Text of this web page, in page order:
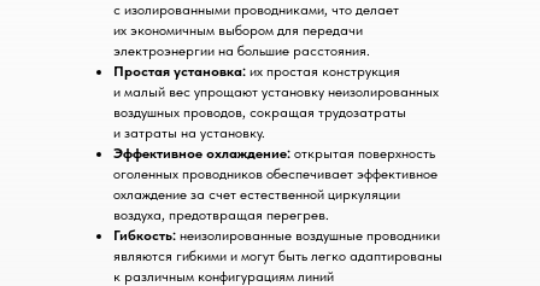
с изолированными проводниками, что делает
их экономичным выбором для передачи
электроэнергии на большие расстояния.
Простая установка: их простая конструкция
и малый вес упрощают установку неизолированных
воздушных проводов, сокращая трудозатраты
и затраты на установку.
Эффективное охлаждение: открытая поверхность
оголенных проводников обеспечивает эффективное
охлаждение за счет естественной циркуляции
воздуха, предотвращая перегрев.
Гибкость: неизолированные воздушные проводники
являются гибкими и могут быть легко адаптированы
к различным конфигурациям линий